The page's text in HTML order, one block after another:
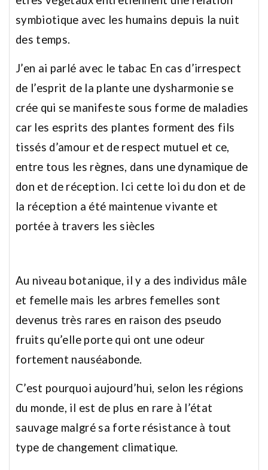
symbiotique avec les humains depuis la nuit
des temps.
J’en ai parlé avec le tabac En cas d’irrespect
de l’esprit de la plante une dysharmonie se
crée qui se manifeste sous forme de maladies
car les esprits des plantes forment des fils
tissés d’amour et de respect mutuel et ce,
entre tous les règnes, dans une dynamique de
don et de réception. Ici cette loi du don et de
la réception a été maintenue vivante et
portée à travers les siècles
Au niveau botanique, il y a des individus mâle
et femelle mais les arbres femelles sont
devenus très rares en raison des pseudo
fruits qu’elle porte qui ont une odeur
fortement nauséabonde.
C’est pourquoi aujourd’hui, selon les régions
du monde, il est de plus en rare à l’état
sauvage malgré sa forte résistance à tout
type de changement climatique.